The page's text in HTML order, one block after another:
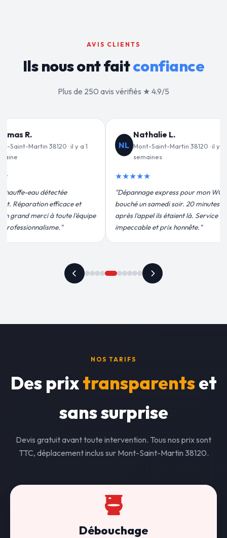
AVIS CLIENTS
Ils nous ont faitconfiance
Plus de 250 avis vérifiés ★ 4.9/5
L.
Martin 38120 · il y a 2
pour mon WC
soir. 20 minutes
étaient là. Service
prix honnête."
JF
Jean-François C.
Mont-Saint-Martin 38120 · il y a 3
semaines
★★★★★
"Remplacement de mon chauffe-eau en
moins de 2h. Équipe très pro, devis
conforme, chantier propre. Je
recommande vivement."
NOS TARIFS
Des prixtransparentset
sans surprise
Devis gratuit avant toute intervention. Tous nos prix sont
TTC, déplacement inclus sur Mont-Saint-Martin 38120.
Débouchage